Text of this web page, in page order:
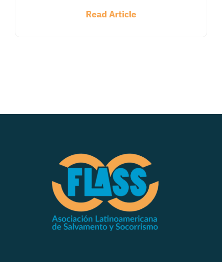
Read Article